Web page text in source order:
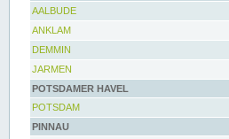
AALBUDE
ANKLAM
DEMMIN
JARMEN
POTSDAMER HAVEL
POTSDAM
PINNAU